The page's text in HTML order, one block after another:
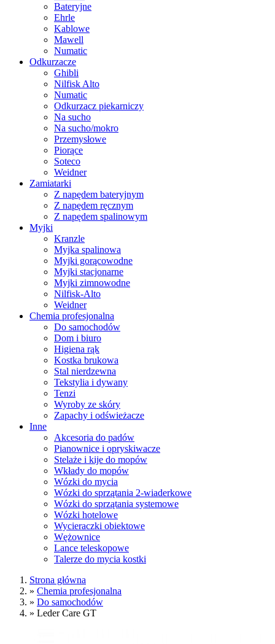
Bateryjne
Ehrle
Kablowe
Mawell
Numatic
Odkurzacze
Ghibli
Nilfisk Alto
Numatic
Odkurzacz piekarniczy
Na sucho
Na sucho/mokro
Przemysłowe
Piorące
Soteco
Weidner
Zamiatarki
Z napędem bateryjnym
Z napędem ręcznym
Z napędem spalinowym
Myjki
Kranzle
Myjka spalinowa
Myjki gorącowodne
Myjki stacjonarne
Myjki zimnowodne
Nilfisk-Alto
Weidner
Chemia profesjonalna
Do samochodów
Dom i biuro
Higiena rąk
Kostka brukowa
Stal nierdzewna
Tekstylia i dywany
Tenzi
Wyroby ze skóry
Zapachy i odświeżacze
Inne
Akcesoria do padów
Pianownice i opryskiwacze
Stelaże i kije do mopów
Wkłady do mopów
Wózki do mycia
Wózki do sprzątania 2-wiaderkowe
Wózki do sprzątania systemowe
Wózki hotelowe
Wycieraczki obiektowe
Wężownice
Lance teleskopowe
Talerze do mycia kostki
Strona główna
» Chemia profesjonalna
» Do samochodów
» Leder Care GT